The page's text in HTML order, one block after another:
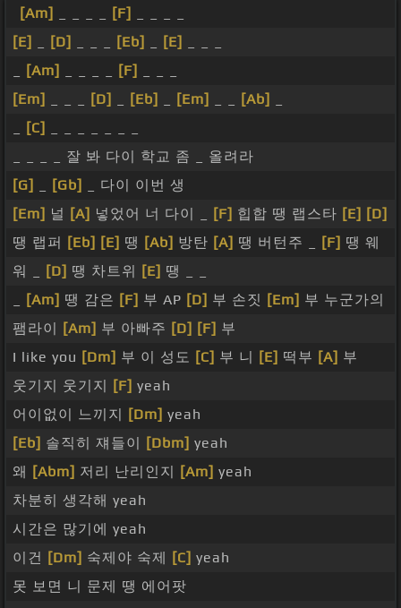
[Am] [F]
[E]
[D] [Eb] [E]
[Am] [F]
[Em]
[D] [Eb] [Em] [Ab]
[C]
_ _ _ _ 잘 봐 다이 학교 좀 _ 올려라
[G]
[Gb]
_ 다이 이번 생
[Em] 널 [A] 넣었어 너 다이 _ [F] 힙합 땡 랩스타 [E] [D]
땡 랩퍼
[Eb] [E] 땡 [Ab] 방탄 [A] 땡 버턴주 _ [F] 땡 웨
워 _
[D] 땡 차트위 [E] 땡 _ _
[Am] 땡 감은 [F] 부 AP [D] 부 손짓 [Em] 부 누군가의
팸라이
[Am] 부 아빠주 [D] [F] 부
I like you [Dm] 부 이 성도 [C] 부 니 [E] 떡부 [A] 부
웃기지 웃기지
[F] yeah
어이없이 느끼지
[Dm] yeah
[Eb] 솔직히 쟤들이 [Dbm] yeah
왜
[Abm] 저리 난리인지 [Am] yeah
차분히 생각해 yeah
시간은 많기에 yeah
이건 [Dm] 숙제야 숙제 [C] yeah
못 보면 니 문제 땡 에어팟